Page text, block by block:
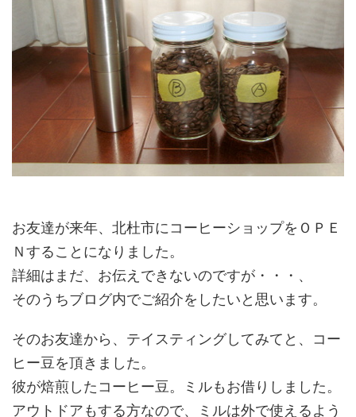
お友達が来年、北杜市にコーヒーショップをＯＰＥ
Ｎすることになりました。
詳細はまだ、お伝えできないのですが・・・、
そのうちブログ内でご紹介をしたいと思います。
そのお友達から、テイスティングしてみてと、コー
ヒー豆を頂きました。
彼が焙煎したコーヒー豆。ミルもお借りしました。
アウトドアもする方なので、ミルは外で使えるよう